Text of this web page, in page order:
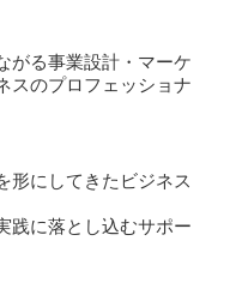
がる事業設計・マーケ
スのプロフェッショナ
形にしてきたビジネス
践に落とし込むサポー